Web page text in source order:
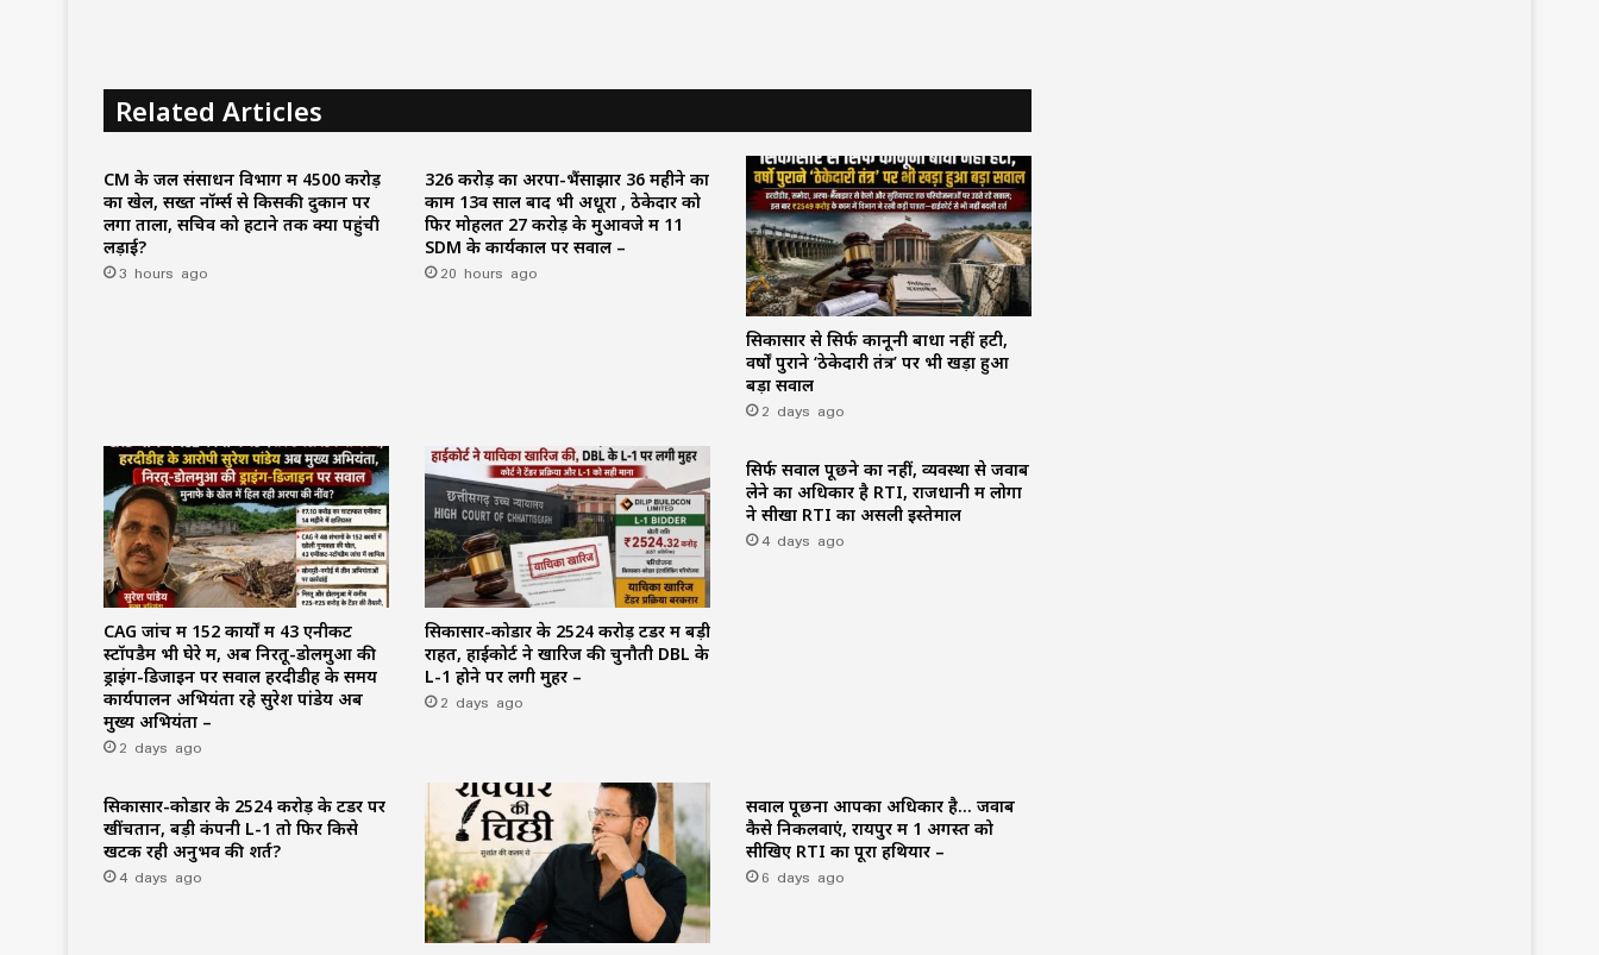
Related Articles
CM के जल संसाधन विभाग में ₹4500 करोड़
का खेल, सख्त नॉर्म्स से किसकी दुकान पर
लगा ताला, सचिव को हटाने तक क्यों पहुंची
लड़ाई?
3 hours ago
₹326 करोड़ का अरपा-भैंसाझार 36 महीने का
काम 13वें साल बाद भी अधूरा , ठेकेदार को
फिर मोहलत ₹27 करोड़ के मुआवजे में 11
SDM के कार्यकाल पर सवाल –
20 hours ago
सिकासार से सिर्फ कानूनी बाधा नहीं हटी,
वर्षों पुराने ‘ठेकेदारी तंत्र’ पर भी खड़ा हुआ
बड़ा सवाल
2 days ago
CAG जांच में 152 कार्यों में 43 एनीकट
स्टॉपडैम भी घेरे में, अब निरतू-डोलमुआ की
ड्राइंग-डिजाइन पर सवाल हरदीडीह के समय
कार्यपालन अभियंता रहे सुरेश पांडेय अब
मुख्य अभियंता –
2 days ago
सिकासार-कोडार के ₹2524 करोड़ टेंडर में बड़ी
राहत, हाईकोर्ट ने खारिज की चुनौती DBL के
L-1 होने पर लगी मुहर –
2 days ago
सिर्फ सवाल पूछने का नहीं, व्यवस्था से जवाब
लेने का अधिकार है RTI, राजधानी में लोगों
ने सीखा RTI का असली इस्तेमाल
4 days ago
सिकासार-कोडार के ₹2524 करोड़ के टेंडर पर
खींचतान, बड़ी कंपनी L-1 तो फिर किसे
खटक रही अनुभव की शर्त?
4 days ago
सवाल पूछना आपका अधिकार है… जवाब
कैसे निकलवाएं, रायपुर में 1 अगस्त को
सीखिए RTI का पूरा हथियार –
6 days ago